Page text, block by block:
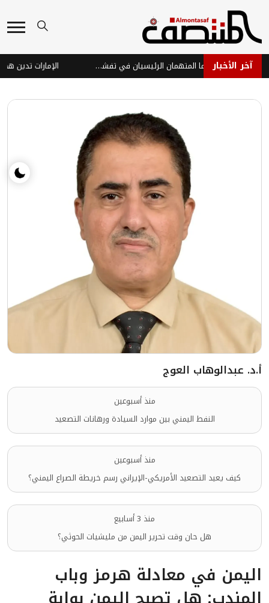
آخر الأخبار الفراولة والتوت.. هل هما المتهمان الرئيسيان في تفشي عدوى "السيكلوسبورا"؟
أ.د. عبدالوهاب العوج
منذ أسبوعين
النفط اليمني بين موارد السيادة ورهانات التصعيد
منذ أسبوعين
كيف يعيد التصعيد الأمريكي-الإيراني رسم خريطة الصراع اليمني؟
منذ 3 أسابيع
هل حان وقت تحرير اليمن من مليشيات الحوثي؟
اليمن في معادلة هرمز وباب